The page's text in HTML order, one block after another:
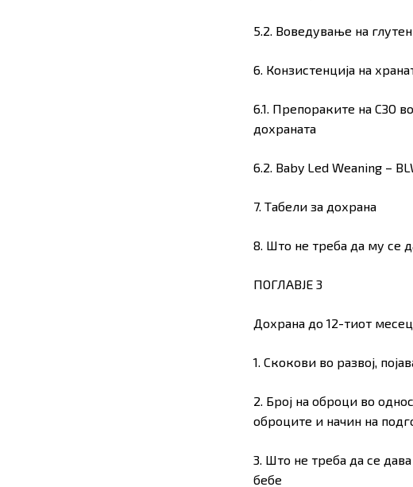
5.2. Воведување на
6. Конзистенција на
6.1. Препораките на СЗО
дохраната
6.2. Baby Led Weaning –
7. Табели за дохрана
8. Што не треба да му се
ПОГЛАВЈЕ 3
Дохрана до 12-тиот месец
1. Скокови во развој,
2. Број на оброци во
оброците и начин на
3. Што не треба да се
бебе